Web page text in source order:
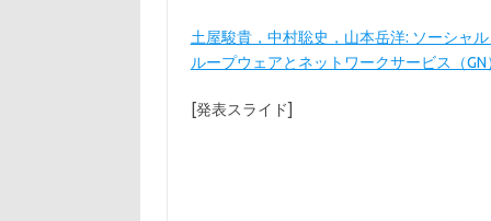
土屋駿貴，中村聡史，山本岳洋: ソーシャ
ループウェアとネットワークサービス（
[発表スライド]